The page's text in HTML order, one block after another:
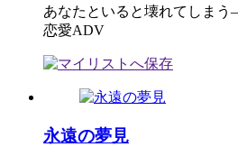
あなたといると壊れてしま
恋愛ADV
永遠の夢見